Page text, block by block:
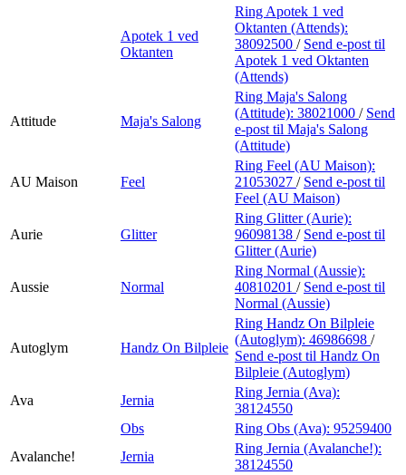
Apotek 1 ved
Oktanten
Ring Apotek 1 ved
Oktanten (Attends):
38092500 / Send e-post til
Apotek 1 ved Oktanten
(Attends)
Attitude Maja's Salong
Ring Maja's Salong
(Attitude): 38021000 / Send
e-post til Maja's Salong
(Attitude)
AU Maison Feel
Ring Feel (AU Maison):
21053027 / Send e-post til
Feel (AU Maison)
Aurie Glitter
Ring Glitter (Aurie):
96098138 / Send e-post til
Glitter (Aurie)
Aussie Normal
Ring Normal (Aussie):
40810201 / Send e-post til
Normal (Aussie)
Autoglym Handz On Bilpleie
Ring Handz On Bilpleie
(Autoglym): 46986698 /
Send e-post til Handz On
Bilpleie (Autoglym)
Ava
Jernia
Ring Jernia (Ava):
38124550
Obs
Ring Obs (Ava): 95259400
Avalanche!
Jernia
Ring Jernia (Avalanche!):
38124550